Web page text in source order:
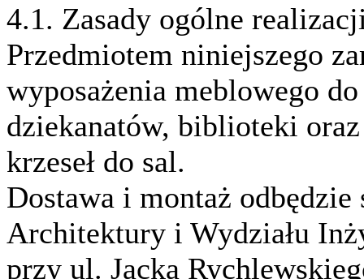
4.1. Zasady ogólne
Przedmiotem niniejszego
wyposażenia meblowego
dziekanatów, biblioteki
krzeseł do sal.
Dostawa i montaż
Architektury i Wydziału
przy ul. Jacka